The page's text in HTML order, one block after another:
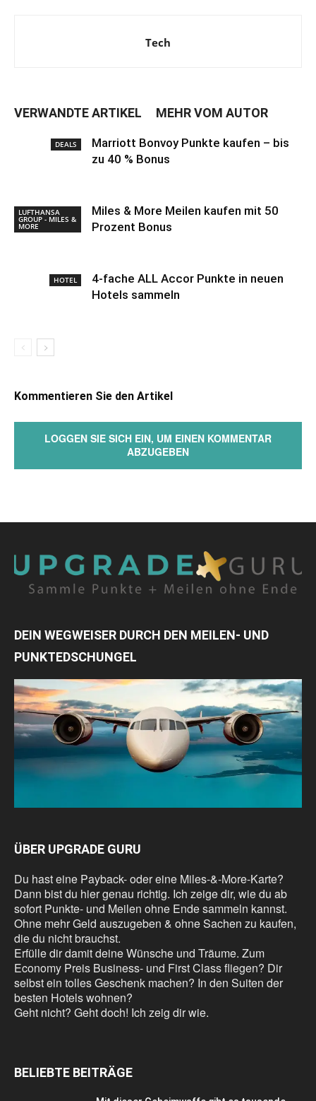
Tech
VERWANDTE ARTIKEL MEHR VOM AUTOR
DEALS
Marriott Bonvoy Punkte kaufen – bis
zu 40 % Bonus
LUFTHANSA
GROUP - MILES &
MORE
Miles & More Meilen kaufen mit 50
Prozent Bonus
HOTEL
4-fache ALL Accor Punkte in neuen
Hotels sammeln
Kommentieren Sie den Artikel
LOGGEN SIE SICH EIN, UM EINEN KOMMENTAR
ABZUGEBEN
DEIN WEGWEISER DURCH DEN MEILEN- UND
PUNKTEDSCHUNGEL
ÜBER UPGRADE GURU
Du hast eine Payback- oder eine Miles-&-More-Karte?
Dann bist du hier genau richtig. Ich zeige dir, wie du ab
sofort Punkte- und Meilen ohne Ende sammeln kannst.
Ohne mehr Geld auszugeben & ohne Sachen zu kaufen,
die du nicht brauchst.
Erfülle dir damit deine Wünsche und Träume. Zum
Economy Preis Business- und First Class fliegen? Dir
selbst ein tolles Geschenk machen? In den Suiten der
besten Hotels wohnen?
Geht nicht? Geht doch! Ich zeig dir wie.
BELIEBTE BEITRÄGE